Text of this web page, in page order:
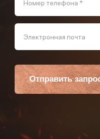
Номер телефона *
Электронная почта
Отправить